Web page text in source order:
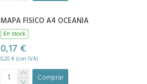
MAPA FISICO A4 OCEANIA
En stock
0,17 €
0,20 € (con IVA)
Comprar